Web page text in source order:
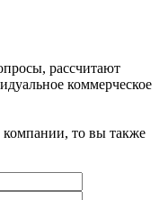
рассчитают
коммерческое
то вы также